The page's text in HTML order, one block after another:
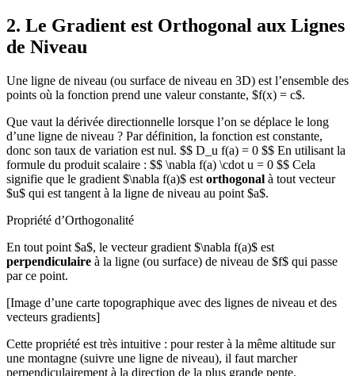
2. Le Gradient est Orthogonal aux Lignes
de Niveau
Une ligne de niveau (ou surface de niveau en 3D) est l’ensemble des
points où la fonction prend une valeur constante, $f(x) = c$.
Que vaut la dérivée directionnelle lorsque l’on se déplace le long
d’une ligne de niveau ? Par définition, la fonction est constante,
donc son taux de variation est nul. $$ D_u f(a) = 0 $$ En utilisant la
formule du produit scalaire : $$ \nabla f(a) \cdot u = 0 $$ Cela
signifie que le gradient $\nabla f(a)$ est orthogonal à tout vecteur
$u$ qui est tangent à la ligne de niveau au point $a$.
Propriété d’Orthogonalité
En tout point $a$, le vecteur gradient $\nabla f(a)$ est
perpendiculaire à la ligne (ou surface) de niveau de $f$ qui passe
par ce point.
[Image d’une carte topographique avec des lignes de niveau et des
vecteurs gradients]
Cette propriété est très intuitive : pour rester à la même altitude sur
une montagne (suivre une ligne de niveau), il faut marcher
perpendiculairement à la direction de la plus grande pente.